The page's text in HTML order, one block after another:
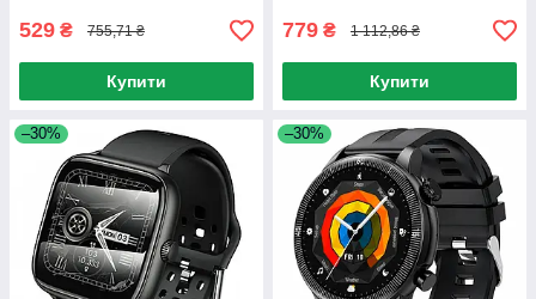
529 ₴ 755,71 ₴
Купити
779 ₴ 1 112,86 ₴
Купити
–30% –30%